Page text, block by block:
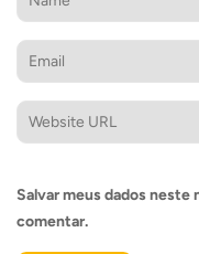
Salvar meus dados neste
comentar.